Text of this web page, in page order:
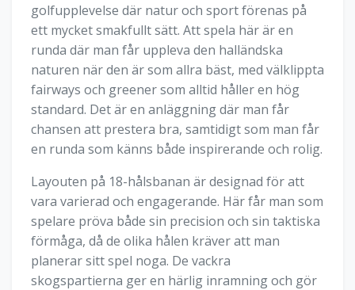
golfupplevelse där natur och sport förenas på
ett mycket smakfullt sätt. Att spela här är en
runda där man får uppleva den halländska
naturen när den är som allra bäst, med välklippta
fairways och greener som alltid håller en hög
standard. Det är en anläggning där man får
chansen att prestera bra, samtidigt som man får
en runda som känns både inspirerande och rolig.
Layouten på 18-hålsbanan är designad för att
vara varierad och engagerande. Här får man som
spelare pröva både sin precision och sin taktiska
förmåga, då de olika hålen kräver att man
planerar sitt spel noga. De vackra
skogspartierna ger en härlig inramning och gör